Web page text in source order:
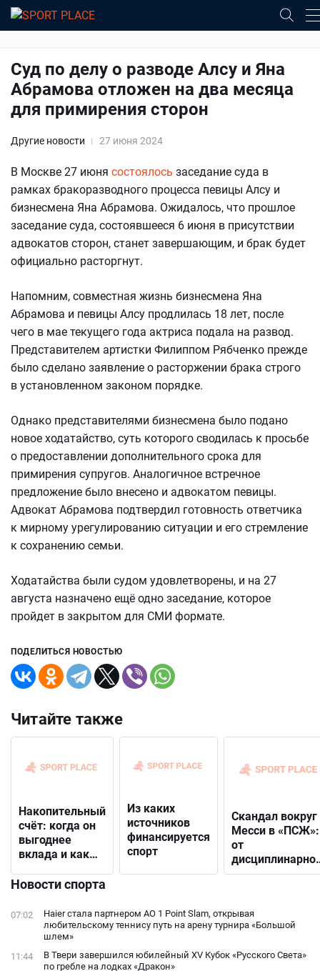
Суд по делу о разводе Алсу и Яна
Абрамова отложен на два месяца
для примирения сторон
Другие новости 27 июня 2024
В Москве 27 июня состоялось заседание суда в
рамках бракоразводного процесса певицы Алсу и
бизнесмена Яна Абрамова. Ожидалось, что прошлое
заседание суда, состоявшееся 6 июня в присутствии
адвокатов сторон, станет завершающим, и брак будет
официально расторгнут.
Напомним, совместная жизнь бизнесмена Яна
Абрамова и певицы Алсу продлилась 18 лет, после
чего в мае текущего года актриса подала на развод.
Представителем артистки Филиппом Рябченко прежде
было сделано заявление о расторжении брака строго
в установленном законом порядке.
Однако представителями бизнесмена было подано
новое ходатайство, суть которого сводилась к просьбе
о предоставлении дополнительного срока для
примирения супругов. Аналогичное встречное
предложение было внесено и адвокатом певицы.
Адвокат Абрамова подтвердил готовность ответчика
к мирному урегулированию ситуации и его стремление
к сохранению семьи.
Ходатайства были судом удовлетворены, и на 27
августа назначено ещё одно заседание, которое
пройдет в закрытом для СМИ формате.
ПОДЕЛИТЬСЯ НОВОСТЬЮ
Читайте также
Накопительный
счёт: когда он
выгоднее
вклада и как
подходящий
Из каких
источников
финансируется
спорт
Скандал вокруг
Месси в «ПСЖ»:
от
решения до
фанатами
Новости спорта
07:02
Haier стала партнером AO 1 Point Slam, открывая
любительскому теннису путь на арену турнира «Большой
шлем»
11:44
В Твери завершился юбилейный XV Кубок «Русского Света»
по гребле на лодках «Дракон»